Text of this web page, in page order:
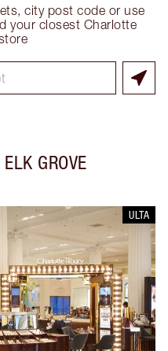
city post code or use
your closest Charlotte
ELK GROVE
ULTA